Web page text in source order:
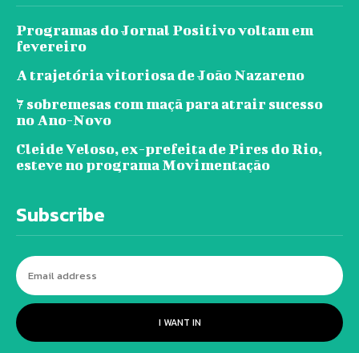
Programas do Jornal Positivo voltam em
fevereiro
A trajetória vitoriosa de João Nazareno
7 sobremesas com maçã para atrair sucesso
no Ano-Novo
Cleide Veloso, ex-prefeita de Pires do Rio,
esteve no programa Movimentação
Subscribe
I WANT IN